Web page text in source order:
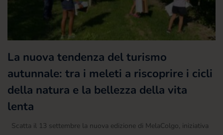
La nuova tendenza del turismo
autunnale: tra i meleti a riscoprire i cicli
della natura e la bellezza della vita
lenta
Scatta il 13 settembre la nuova edizione di MelaColgo, iniziativa